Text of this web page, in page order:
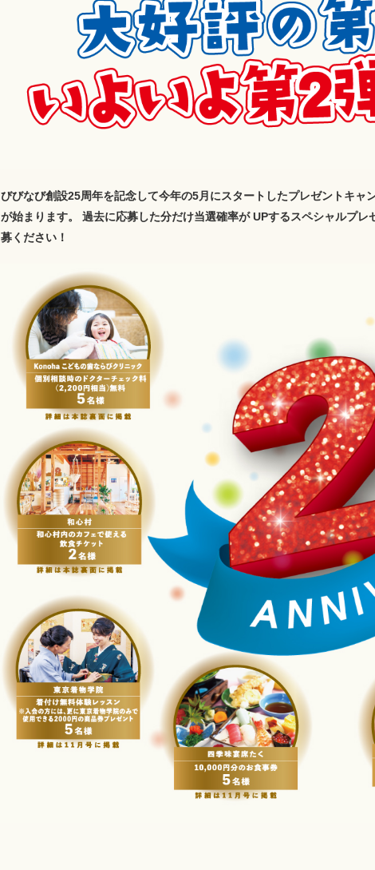
びびなび創設25周年を記念して今年の5月にスタートしたプレゼントキ
が始まります。 過去に応募した分だけ当選確率が UPするスペシャルプ
募ください！